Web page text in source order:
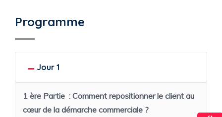
Programme
Jour 1
1 ère Partie : Comment repositionner le client au
cœur de la démarche commerciale ?